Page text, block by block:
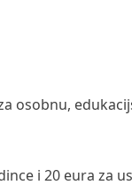
osobnu,
i 20 eura za